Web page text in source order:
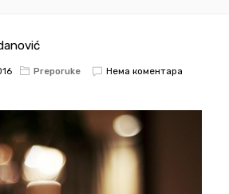
Preporuke Нема коментара